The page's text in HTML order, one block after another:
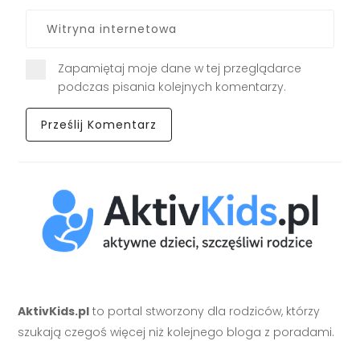
Zapamiętaj moje dane w tej przeglądarce
podczas pisania kolejnych komentarzy.
AktivKids.pl to portal stworzony dla rodziców, którzy
szukają czegoś więcej niż kolejnego bloga z poradami.